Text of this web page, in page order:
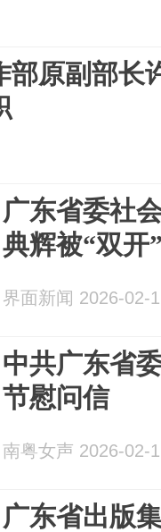
部原副部长
广东省委社
典辉被“双开
界面新闻 2026-02-
中共广东省
节慰问信
南粤女声 2026-02-
广东省出版